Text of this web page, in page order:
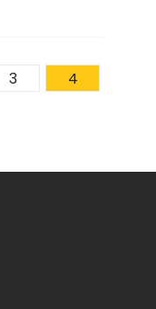
3 4